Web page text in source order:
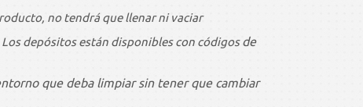
no tendrá que llenar ni vaciar
depósitos están disponibles con códigosde
que deba limpiar sin tener que cambiar